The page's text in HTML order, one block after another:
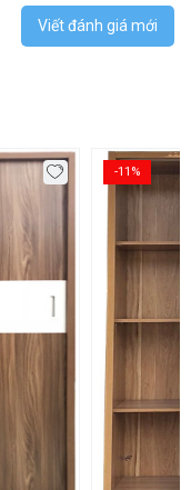
Viết đánh giá mới
-11%